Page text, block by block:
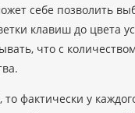
себе позволить
клавиш до цвета
что с
фактически у